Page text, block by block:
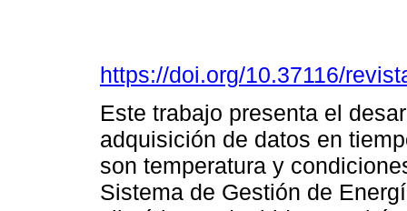
https://doi.org/10.37116/
Este trabajo presenta el
adquisición de datos en
son temperatura y
Sistema de Gestión de